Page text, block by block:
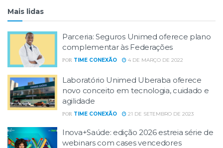
Mais lidas
Parceria: Seguros Unimed oferece plano
complementar às Federações
POR TIME CONEXÃO 4 DE MARÇO DE 2022
Laboratório Unimed Uberaba oferece
novo conceito em tecnologia, cuidado e
agilidade
POR TIME CONEXÃO 21 DE SETEMBRO DE 2023
Inova+Saúde: edição 2026 estreia série de
webinars com cases vencedores